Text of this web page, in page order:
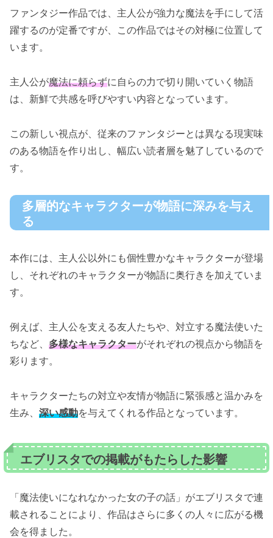
ファンタジー作品では、主人公が強力な魔法を手にして活
躍するのが定番ですが、この作品ではその対極に位置して
います。
主人公が魔法に頼らずに自らの力で切り開いていく物語
は、新鮮で共感を呼びやすい内容となっています。
この新しい視点が、従来のファンタジーとは異なる現実味
のある物語を作り出し、幅広い読者層を魅了しているので
す。
多層的なキャラクターが物語に深みを与え
る
本作には、主人公以外にも個性豊かなキャラクターが登場
し、それぞれのキャラクターが物語に奥行きを加えていま
す。
例えば、主人公を支える友人たちや、対立する魔法使いた
ちなど、 多様なキャラクターがそれぞれの視点から物語を
彩ります。
キャラクターたちの対立や友情が物語に緊張感と温かみを
生み、 深い感動を与えてくれる作品となっています。
エブリスタでの掲載がもたらした影響
「魔法使いになれなかった女の子の話」がエブリスタで連
載されることにより、作品はさらに多くの人々に広がる機
会を得ました。